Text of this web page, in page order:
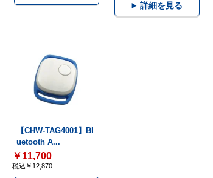
詳細を見る
【CHW-TAG4001】Bl
uetooth A...
￥11,700
税込￥12,870